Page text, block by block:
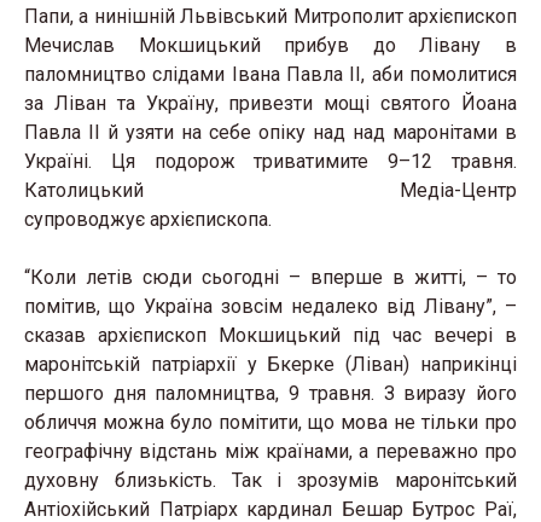
Папи, а нинішній Львівський Митрополит архієпископ
Мечислав Мокшицький прибув до Лівану в
паломництво слідами Івана Павла ІІ, аби помолитися
за Ліван та Україну, привезти мощі святого Йоана
Павла ІІ й узяти на себе опіку над над маронітами в
Україні. Ця подорож триватимите 9–12 травня.
Католицький Медіа-Центр
супроводжує архієпископа.
“Коли летів сюди сьогодні – вперше в житті, – то
помітив, що Україна зовсім недалеко від Лівану”, –
сказав архієпископ Мокшицький під час вечері в
маронітській патріархії у Бкерке (Ліван) наприкінці
першого дня паломництва, 9 травня. З виразу його
обличчя можна було помітити, що мова не тільки про
географічну відстань між країнами, а переважно про
духовну близькість. Так і зрозумів маронітський
Антіохійський Патріарх кардинал Бешар Бутрос Раї,